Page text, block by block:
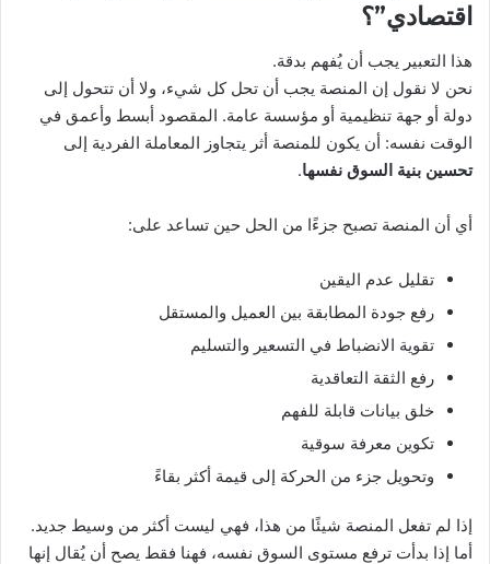
اقتصادي”؟
هذا التعبير يجب أن يُفهم بدقة.
نحن لا نقول إن المنصة يجب أن تحل كل شيء، ولا أن تتحول إلى
دولة أو جهة تنظيمية أو مؤسسة عامة. المقصود أبسط وأعمق في
الوقت نفسه: أن يكون للمنصة أثر يتجاوز المعاملة الفردية إلى
تحسين بنية السوق نفسها.
أي أن المنصة تصبح جزءًا من الحل حين تساعد على:
تقليل عدم اليقين
رفع جودة المطابقة بين العميل والمستقل
تقوية الانضباط في التسعير والتسليم
رفع الثقة التعاقدية
خلق بيانات قابلة للفهم
تكوين معرفة سوقية
وتحويل جزء من الحركة إلى قيمة أكثر بقاءً
إذا لم تفعل المنصة شيئًا من هذا، فهي ليست أكثر من وسيط جديد.
أما إذا بدأت ترفع مستوى السوق نفسه، فهنا فقط يصح أن يُقال إنها